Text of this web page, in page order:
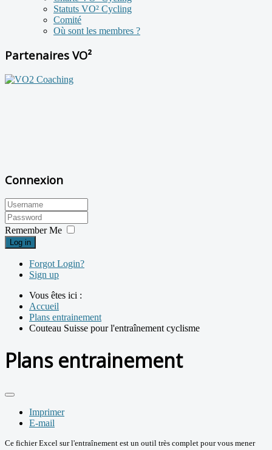
Statuts VO² Cycling
Comité
Où sont les membres ?
Partenaires VO²
Connexion
Remember Me
Log in
Forgot Login?
Sign up
Vous êtes ici :
Accueil
Plans entrainement
Couteau Suisse pour l'entraînement cyclisme
Plans entrainement
Imprimer
E-mail
Ce fichier Excel sur l'entraînement est un outil très complet pour vous mener